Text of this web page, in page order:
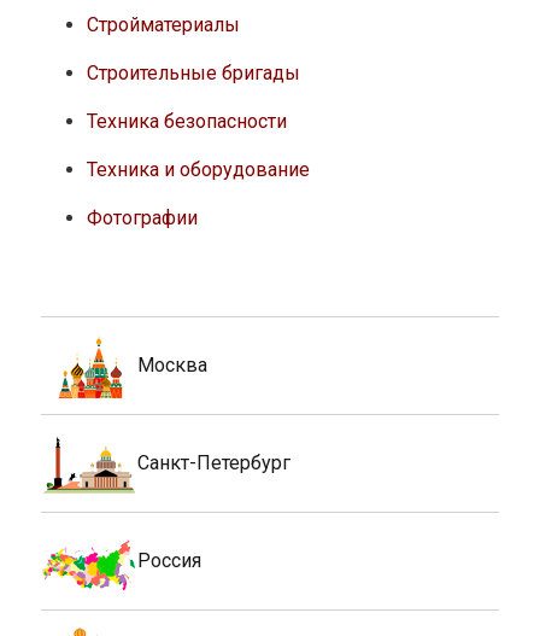
Стройматериалы
Строительные бригады
Техника безопасности
Техника и оборудование
Фотографии
Москва
Санкт-Петербург
Россия